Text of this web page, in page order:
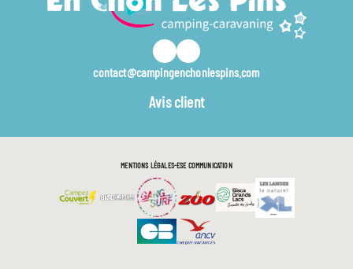
contact@campingenchonlespins.com
Avis client
MENTIONS LÉGALES ESE COMMUNICATION